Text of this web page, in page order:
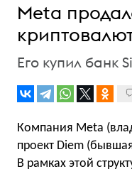
Meta
Его купил банк
Компания Meta
проект Diem
В рамках этой